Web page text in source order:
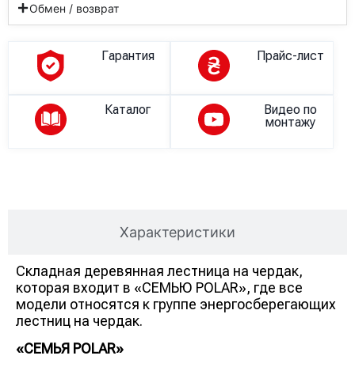
Обмен / возврат
Гарантия Прайс-лист
Каталог
Видео по
монтажу
Характеристики
Складная деревянная лестница на чердак,
которая входит в «СЕМЬЮ POLAR», где все
модели относятся к группе энергосберегающих
лестниц на чердак.
«СЕМЬЯ POLAR»